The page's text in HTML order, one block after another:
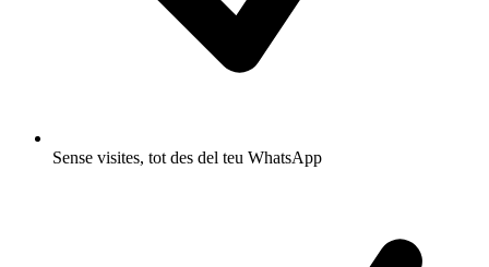
Sense visites, tot des del teu WhatsApp